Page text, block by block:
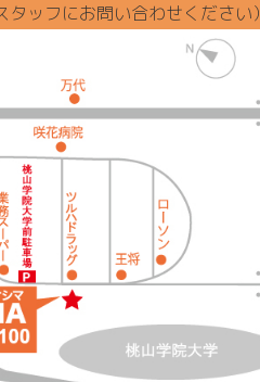
ッフにお問い合わせください）